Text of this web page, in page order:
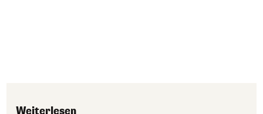
Weiterlesen